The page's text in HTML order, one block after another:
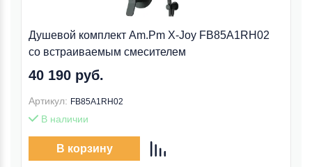
Душевой комплект Am.Pm X-Joy FB85A1RH02
со встраиваемым смесителем
40 190 руб.
Артикул: FB85A1RH02
В наличии
В корзину